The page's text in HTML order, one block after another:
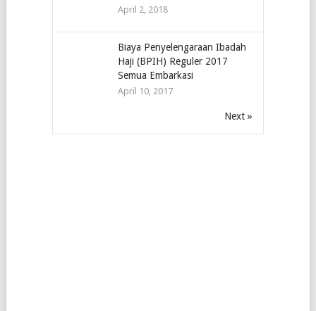
April 2, 2018
Biaya Penyelengaraan Ibadah
Haji (BPIH) Reguler 2017
Semua Embarkasi
April 10, 2017
Next »